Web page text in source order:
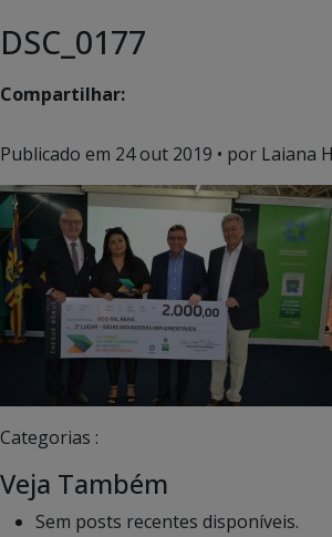
DSC_0177
Compartilhar:
Publicado em 24 out 2019 • por Laiana
Categorias :
Veja Também
Sem posts recentes disponíveis.